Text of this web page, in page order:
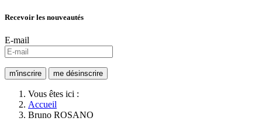
Recevoir les nouveautés
E-mail
Vous êtes ici :
Accueil
Bruno ROSANO